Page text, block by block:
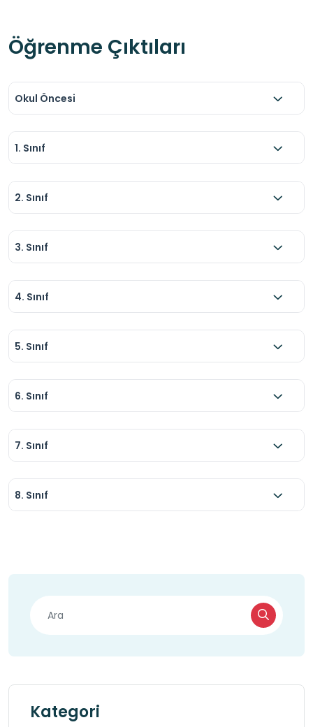
Öğrenme Çıktıları
Okul Öncesi
1. Sınıf
2. Sınıf
3. Sınıf
4. Sınıf
5. Sınıf
6. Sınıf
7. Sınıf
8. Sınıf
Kategori